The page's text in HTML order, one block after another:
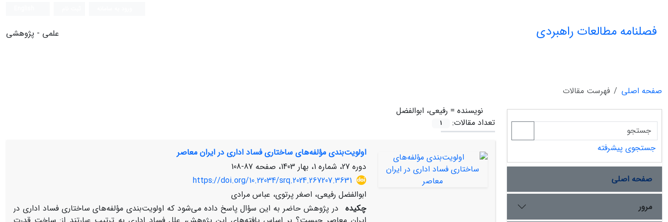
فصلنامه مطالعات راهبردی علمی - پژوهشی
صفحه اصلی
فهرست مقالات
نویسنده = رفیعی، ابوالفضل
تعداد مقالات:
1
اولویت‌بندی مؤلفه‌های ساختاری فساد اداری در ایران معاصر
دوره 27، شماره 1، بهار 1403، صفحه
87-108
https://doi.org/10.22034/srq.2024.267207.3631
ابوالفضل رفیعی، اصغر پرتوی، عباس مرادی
چکیده در پژوهش حاضر به این سؤال پاسخ داده می‏‌شود که اولویت‌بندی مؤلفه‌های ساختاری فساد اداری در
جستجوی پیشرفته
صفحه اصلی
مرور